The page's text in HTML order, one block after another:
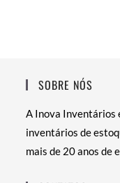
SOBRE NÓS
A Inova Inventários
inventários de
mais de 20 anos de